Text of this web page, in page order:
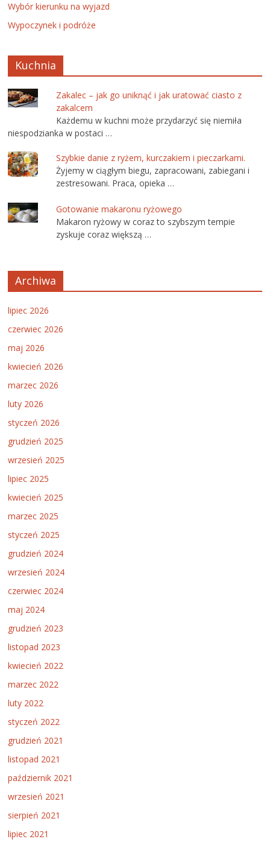
Wybór kierunku na wyjazd
Wypoczynek i podróże
Kuchnia
Zakalec – jak go uniknąć i jak uratować ciasto z
zakalcem
Każdemu w kuchni może przydarzyć się niemiła
niespodzianka w postaci …
Szybkie danie z ryżem, kurczakiem i pieczarkami.
Żyjemy w ciągłym biegu, zapracowani, zabiegani i
zestresowani. Praca, opieka …
Gotowanie makaronu ryżowego
Makaron ryżowy w coraz to szybszym tempie
zyskuje coraz większą …
Archiwa
lipiec 2026
czerwiec 2026
maj 2026
kwiecień 2026
marzec 2026
luty 2026
styczeń 2026
grudzień 2025
wrzesień 2025
lipiec 2025
kwiecień 2025
marzec 2025
styczeń 2025
grudzień 2024
wrzesień 2024
czerwiec 2024
maj 2024
grudzień 2023
listopad 2023
kwiecień 2022
marzec 2022
luty 2022
styczeń 2022
grudzień 2021
listopad 2021
październik 2021
wrzesień 2021
sierpień 2021
lipiec 2021